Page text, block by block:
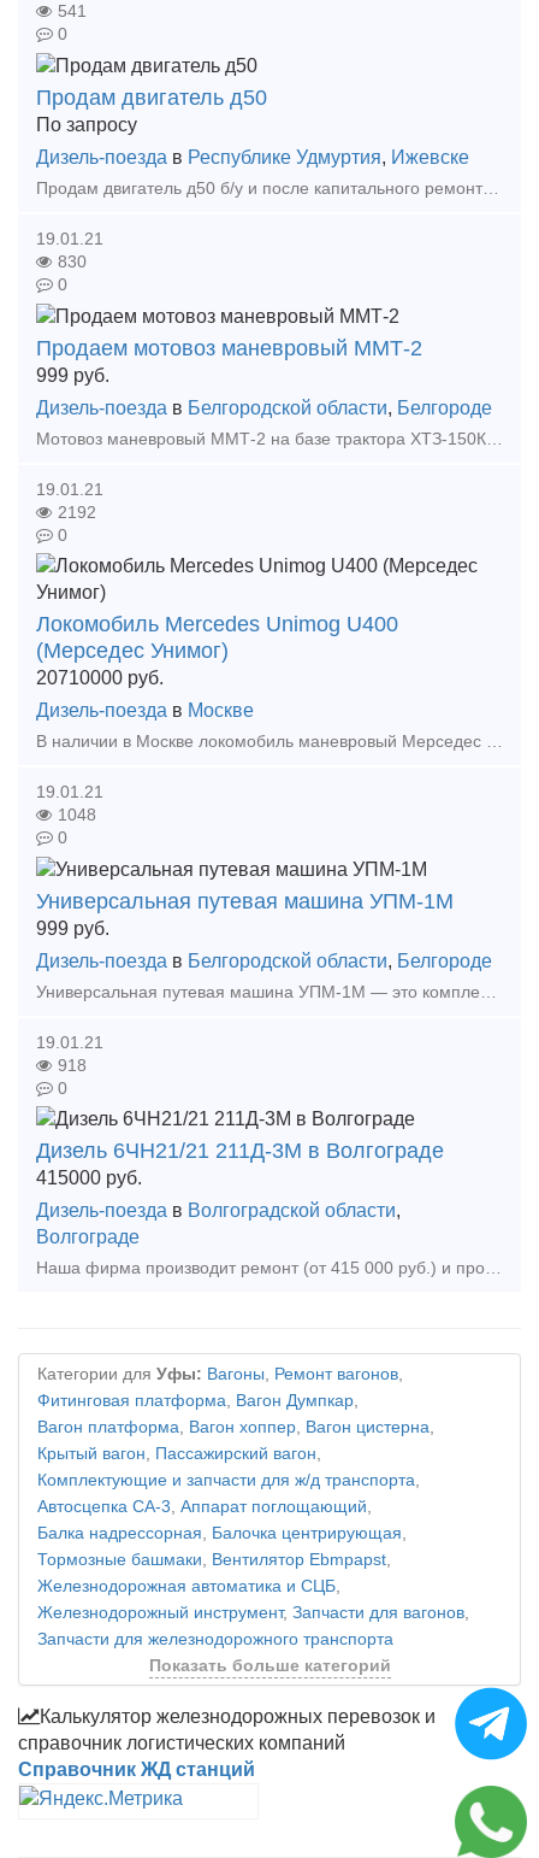
541
0
Продам двигатель д50
По запросу
Дизель-поезда в Республике Удмуртия, Ижевске
Продам двигатель д50 б/у и после капитального ремонта Также можем отремонтировать двигатели под Ваши цели и задачи Андрей Тел: +7 (922) 691-53-03 E-mail: dir pkf-fakt ru
19.01.21
830
0
Продаем мотовоз маневровый ММТ-2
999 руб.
Дизель-поезда в Белгородской области, Белгороде
19.01.21
2192
0
Локомобиль Mercedes Unimog U400
(Мерседес Унимог)
20710000 руб.
Дизель-поезда в Москве
19.01.21
1048
0
Универсальная путевая машина УПМ-1М
999 руб.
Дизель-поезда в Белгородской области, Белгороде
19.01.21
918
0
Дизель 6ЧН21/21 211Д-3М в Волгограде
415000 руб.
Дизель-поезда в Волгоградской области,
Волгограде
Наша фирма производит ремонт (от 415 000 руб.) и продаёт дизель (211Д3М). Дизель после капитального ремонта, с гарантийным сроком эксплуатации 6 месяцев. Применяется на тепловозах ТГМ4Б
Категории для Уфы: Вагоны, Ремонт вагонов,
Фитинговая платформа, Вагон Думпкар,
Вагон платформа, Вагон хоппер, Вагон цистерна,
Крытый вагон, Пассажирский вагон,
Комплектующие и запчасти для ж/д транспорта,
Автосцепка СА-3, Аппарат поглощающий,
Балка надрессорная, Балочка центрирующая,
Тормозные башмаки, Вентилятор Ebmpapst,
Железнодорожная автоматика и СЦБ,
Железнодорожный инструмент, Запчасти для вагонов,
Запчасти для железнодорожного транспорта
Показать больше категорий
Калькулятор железнодорожных перевозок и
справочник логистических компаний
Справочник ЖД станций